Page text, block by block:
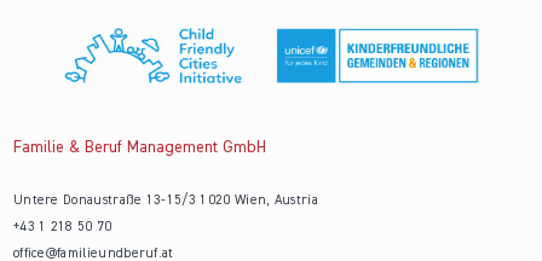
Familie & Beruf Management GmbH
Untere Donaustraße 13-15/3 1020 Wien, Austria
+43 1 218 50 70
office@familieundberuf.at